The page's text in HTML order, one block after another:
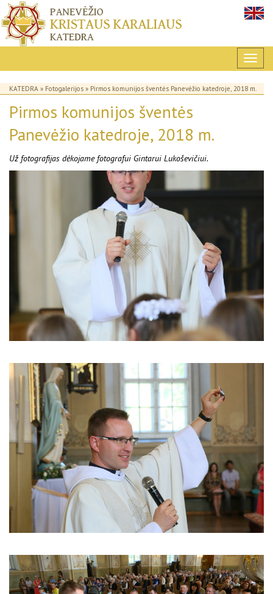
KATEDRA » Fotogalerijos » Pirmos komunijos šventės Panevėžio katedroje, 2018 m.
Pirmos komunijos šventės
Panevėžio katedroje, 2018 m.
Už fotografijas dėkojame fotografui Gintarui Lukoševičiui.